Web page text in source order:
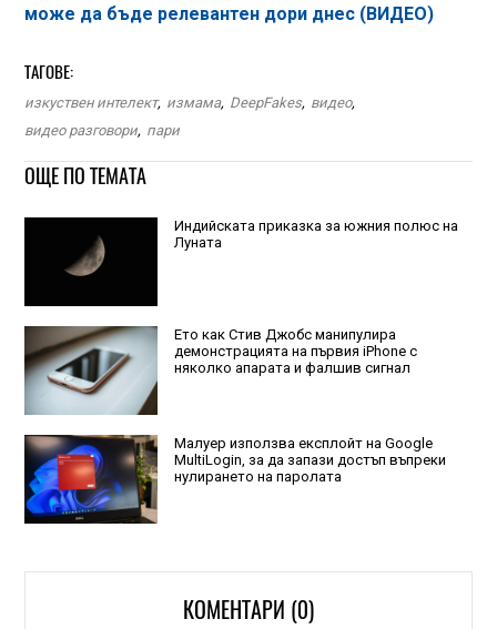
може да бъде релевантен дори днес (ВИДЕО)
ТАГОВЕ:
изкуствен интелект, измама, DeepFakes, видео,
видео разговори, пари
ОЩЕ ПО ТЕМАТА
Индийската приказка за южния полюс на
Луната
Ето как Стив Джобс манипулира
демонстрацията на първия iPhone с
няколко апарата и фалшив сигнал
Малуер използва експлойт на Google
MultiLogin, за да запази достъп въпреки
нулирането на паролата
КОМЕНТАРИ (0)